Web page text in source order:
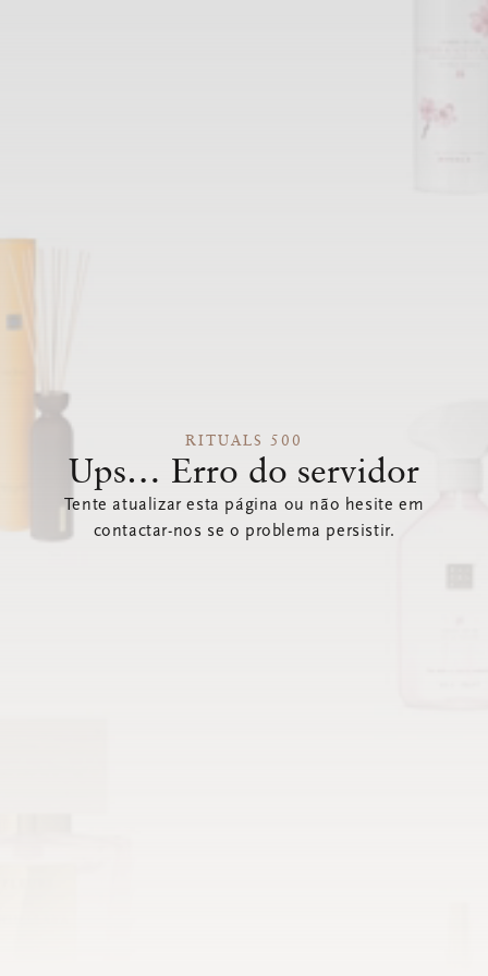
RITUALS 500
Ups… Erro do servidor
Tente atualizar esta página ou não hesite em
contactar-nos se o problema persistir.